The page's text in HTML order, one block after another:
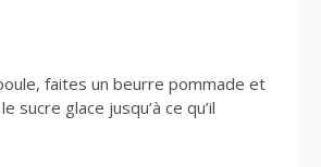
faites un beurre pommade et
sucre glace jusqu’à ce qu’il